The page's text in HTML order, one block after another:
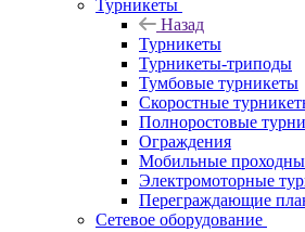
Турникеты
Назад
Турникеты
Турникеты-триподы
Тумбовые турникеты
Скоростные
Полноростовые
Ограждения
Мобильные
Электромоторные
Переграждающие
Сетевое оборудование